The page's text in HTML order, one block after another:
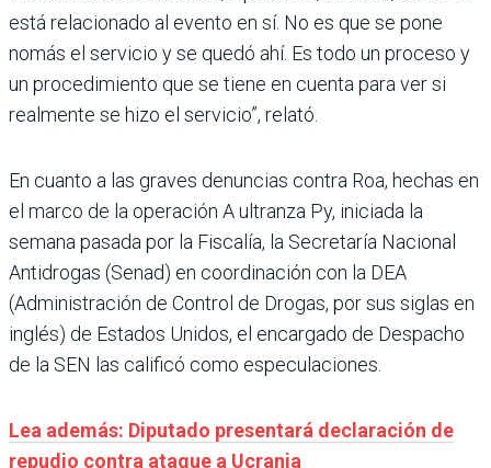
está relacionado al evento en sí. No es que se pone
nomás el servicio y se quedó ahí. Es todo un proceso y
un procedimiento que se tiene en cuenta para ver si
realmente se hizo el servicio”, relató.
En cuanto a las graves denuncias contra Roa, hechas en
el marco de la operación A ultranza Py, iniciada la
semana pasada por la Fiscalía, la Secretaría Nacional
Antidrogas (Senad) en coordinación con la DEA
(Administración de Control de Drogas, por sus siglas en
inglés) de Estados Unidos, el encargado de Despacho
de la SEN las calificó como especulaciones.
Lea además: Diputado presentará declaración de
repudio contra ataque a Ucrania